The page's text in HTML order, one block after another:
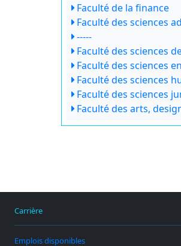
Faculté de la finance
Faculté des sciences
-----
Faculté des sciences
Faculté des sciences
Faculté des sciences
Faculté des sciences
Faculté des arts,
Carrière
Emplois disponibles